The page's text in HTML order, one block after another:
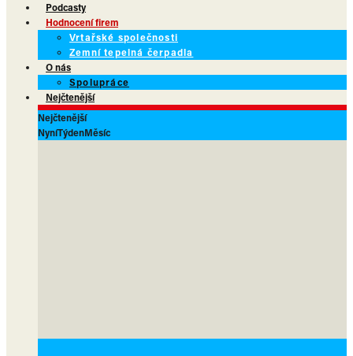
Podcasty
Hodnocení firem
Vrtařské společnosti
Zemní tepelná čerpadla
O nás
Spolupráce
Nejčtenější
Nejčtenější
NyníTýdenMěsíc